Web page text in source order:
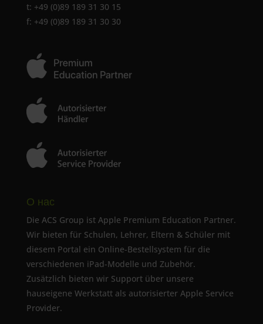
t: +49 (0)89 189 31 30 15
f: +49 (0)89 189 31 30 30
О нас
Die ACS Group ist Apple Premium Education Partner.
Wir bieten für Schulen, Lehrer, Eltern & Schüler mit
diesem Portal ein Online-Bestellsystem für die
verschiedenen iPad-Modelle und Zubehör.
Zusätzlich bieten wir Support über unsere
hauseigene Werkstatt als autorisierter Apple Service
Provider.